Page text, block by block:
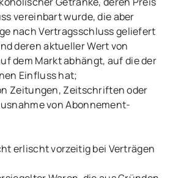
vereinbart wurde, die aber
nach Vertragsschluss geliefert
deren aktueller Wert von
dem Markt abhängt, auf die der
Einfluss hat;
Zeitungen, Zeitschriften oder
von Abonnement-
erlischt vorzeitig bei Verträgen